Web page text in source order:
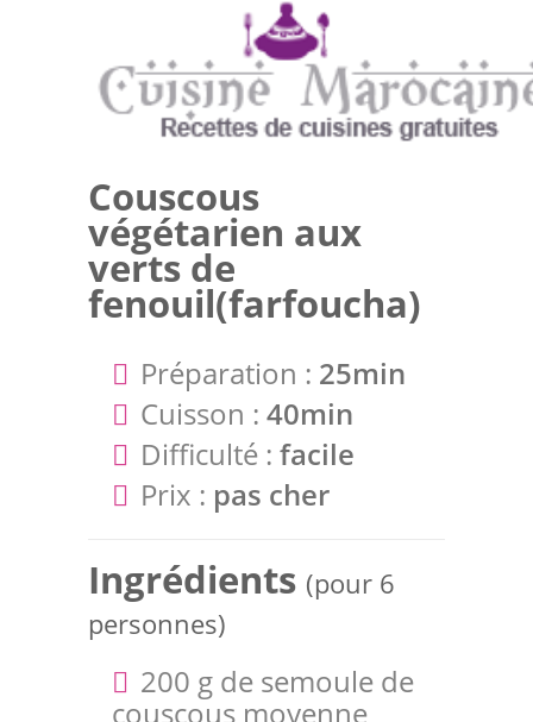
Couscous
végétarien aux
verts de
fenouil(farfoucha)
Préparation : 25min
Cuisson : 40min
Difficulté : facile
Prix : pas cher
Ingrédients (pour 6
personnes)
200 g de semoule de
couscous moyenne